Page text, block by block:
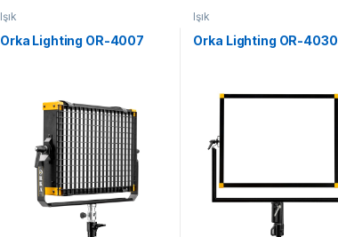
Işık
Orka Lighting OR-4007
Işık
Orka Lighting OR-4030